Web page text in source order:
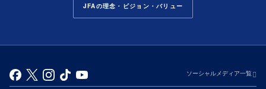
JFAの理念・ビジョン・バリュー
ソーシャルメディア一覧